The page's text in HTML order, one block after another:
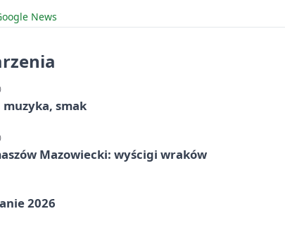
News
muzyka, smak
Mazowiecki: wyścigi wraków
2026